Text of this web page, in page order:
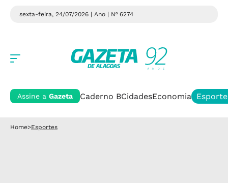
sexta-feira, 24/07/2026 | Ano | Nº 6274
Assine a Gazeta Caderno BCidadesEconomia
Home>Esportes